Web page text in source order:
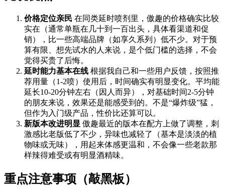
价格定位亲民 在同类延时喷剂里，傲趣的价格确实比较
实在（通常单瓶在几十到一百出头，具体看渠道和促
销），比一些高端品牌（如享久系列）低不少。对于预
算有限、想先试水的人来说，是个低门槛的选择，不会
觉得买贵了后悔。
延时能力基本在线 根据我自己和一些用户反馈，按照推
荐用量（1-2喷）使用后，时间确实有明显变化。平均能
延长10-20分钟左右（因人而异），对基础时间2-5分钟
的朋友来说，效果还是能感受到的。不是“爆炸级”猛，
但作为入门级产品，性价比还算可以。
新版本改进明显 傲趣最近的版本在配方上做了调整，刺
激感比老版低了不少，异味也减轻了（基本是淡淡的植
物味或无味），用起来体感更温和，不会像一些老款那
样辣得难受或有明显酒精味。
重点注意事项（敲黑板）